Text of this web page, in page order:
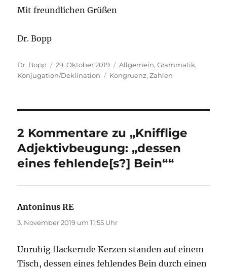
Mit freundlichen Grüßen
Dr. Bopp
Autor
Dr. Bopp
Veröffentlicht
am
29. Oktober 2019 Kategorien
Allgemein,Grammatik,
Konjugation/Deklination
Schlagwörter
Kongruenz,Zahlen
2 Kommentare zu „Knifflige
Adjektivbeugung: „dessen
eines fehlende[s?] Bein““
Antoninus REsagt:
3. November 2019 um 11:55 Uhr
Unruhig flackernde Kerzen standen auf einem
Tisch, dessen eines fehlendes Bein durch einen